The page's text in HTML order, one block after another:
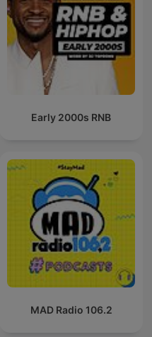
Early 2000s RNB
MAD Radio 106.2